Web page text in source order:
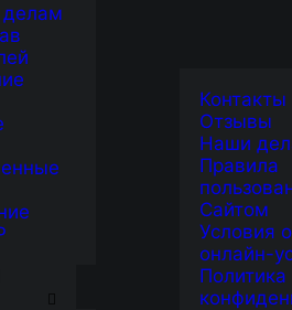
Контакты
Отзывы
Наши
Правила
Сайтом
Условия
онлайн-
Политика